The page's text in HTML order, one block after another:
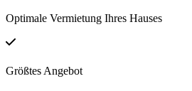
Optimale Vermietung Ihres Hauses
Größtes Angebot